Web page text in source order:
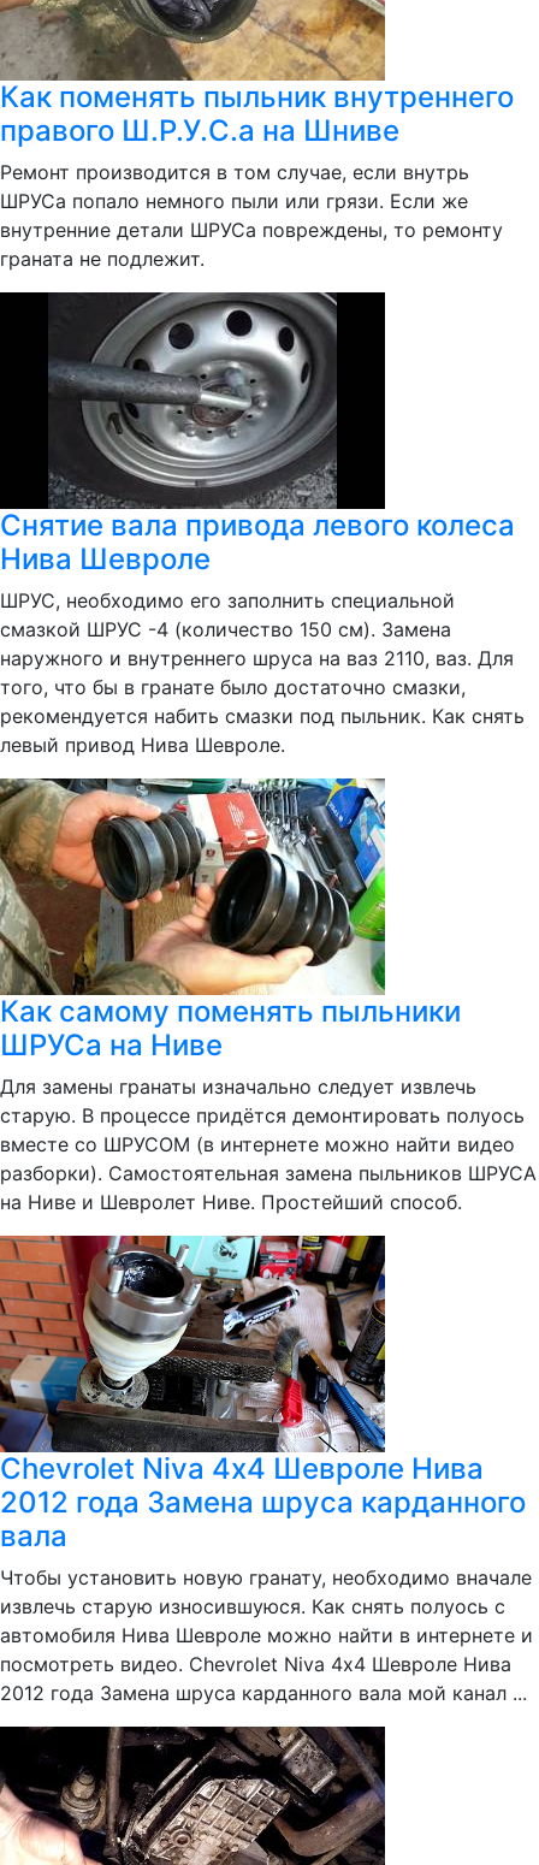
Как поменять пыльник внутреннего
правого Ш.Р.У.С.а на Шниве
Ремонт производится в том случае, если внутрь
ШРУСа попало немного пыли или грязи. Если же
внутренние детали ШРУСа повреждены, то ремонту
граната не подлежит.
Снятие вала привода левого колеса
Нива Шевроле
ШРУС, необходимо его заполнить специальной
смазкой ШРУС -4 (количество 150 см). Замена
наружного и внутреннего шруса на ваз 2110, ваз. Для
того, что бы в гранате было достаточно смазки,
рекомендуется набить смазки под пыльник. Как снять
левый привод Нива Шевроле.
Как самому поменять пыльники
ШРУСа на Ниве
Для замены гранаты изначально следует извлечь
старую. В процессе придётся демонтировать полуось
вместе со ШРУСОМ (в интернете можно найти видео
разборки). Самостоятельная замена пыльников ШРУСА
на Ниве и Шевролет Ниве. Простейший способ.
Chevrolet Niva 4х4 Шевроле Нива
2012 года Замена шруса карданного
вала
Чтобы установить новую гранату, необходимо вначале
извлечь старую износившуюся. Как снять полуось с
автомобиля Нива Шевроле можно найти в интернете и
посмотреть видео. Chevrolet Niva 4х4 Шевроле Нива
2012 года Замена шруса карданного вала мой канал ...